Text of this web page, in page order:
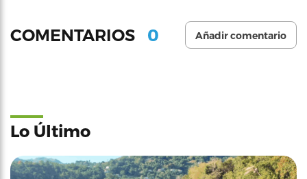
COMENTARIOS 0 Añadir comentario
Lo Último